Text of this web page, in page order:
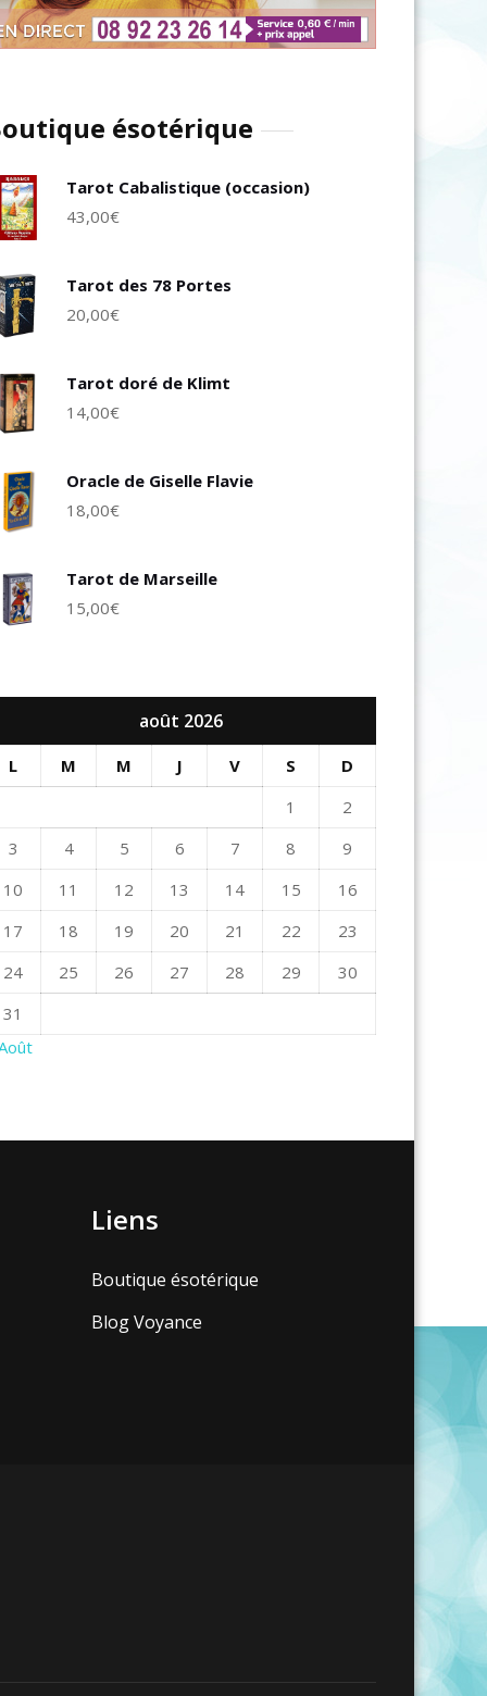
ésotérique
Tarot Cabalistique (occasion)
43,00€
Tarot des 78 Portes
20,00€
Tarot doré de Klimt
14,00€
Oracle de Giselle Flavie
18,00€
Tarot de Marseille
15,00€
août 2026
L M M J V S
D
1
2
3
4 5 6 7 8
9
10
11 12 13 14 15
16
17
18 19 20 21 22
23
24
25 26 27 28 29
30
31
Liens
Boutique ésotérique
Blog Voyance